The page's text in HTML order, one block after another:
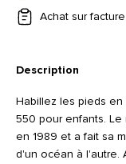
Achat sur facture
Description
Habillez les pieds
550 pour enfants.
en 1989 et a fait sa
d'un océan à l'autre.